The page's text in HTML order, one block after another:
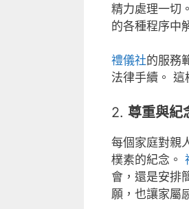
精力處理一切
的各種程序中
禮儀社的服務
法律手續。 這
2. 尊重與紀
每個家庭對親
樸素的紀念。
會，還是安排
願，也讓家屬